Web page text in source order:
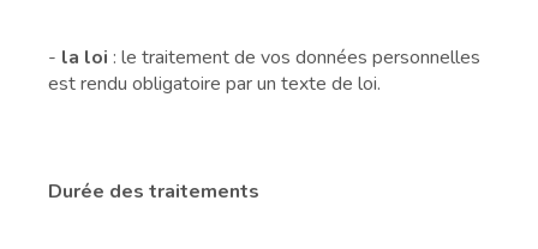
- la loi : le traitement de vos données personnelles
est rendu obligatoire par un texte de loi.
Durée des traitements